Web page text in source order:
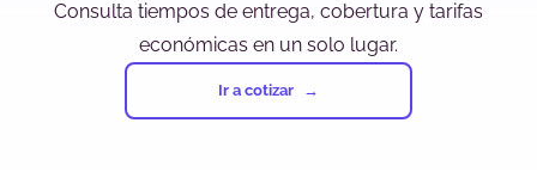
Consulta tiempos de entrega, cobertura y tarifas
económicas en un solo lugar.
Ir a cotizar